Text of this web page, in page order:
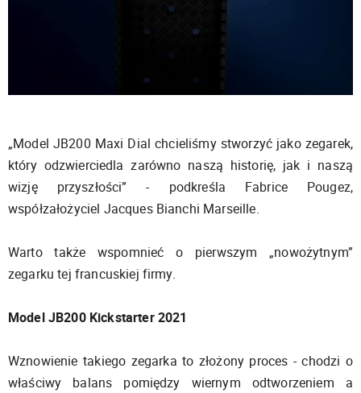
„Model JB200 Maxi Dial chcieliśmy stworzyć jako zegarek,
który odzwierciedla zarówno naszą historię, jak i naszą
wizję przyszłości” - podkreśla Fabrice Pougez,
współzałożyciel Jacques Bianchi Marseille.
Warto także wspomnieć o pierwszym „nowożytnym”
zegarku tej francuskiej firmy.
Model JB200 Kickstarter 2021
Wznowienie takiego zegarka to złożony proces - chodzi o
właściwy balans pomiędzy wiernym odtworzeniem a